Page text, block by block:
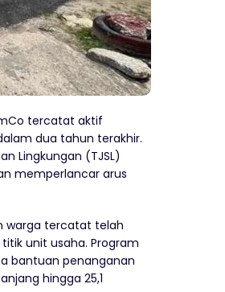
tercatat aktif
dua tahun terakhir.
Lingkungan (TJSL)
memperlancar arus
warga tercatat telah
unit usaha. Program
bantuan penanganan
hingga 25,1